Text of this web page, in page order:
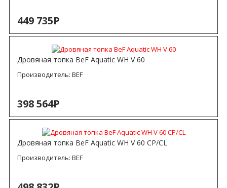
449 735Р
Дровяная топка BeF Aquatic WH V 60
Производитель: BEF
398 564Р
Дровяная топка BeF Aquatic WH V 60 CP/CL
Производитель: BEF